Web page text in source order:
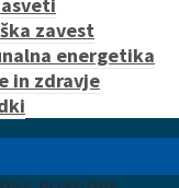
zavest
energetika
in zdravje